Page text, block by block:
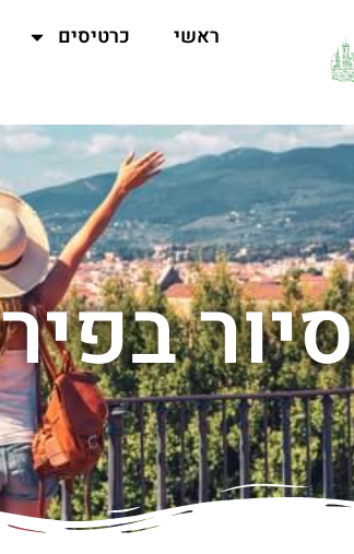
ראשי כרטיסים
סיור